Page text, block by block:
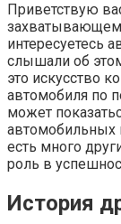
Приветствую
интересуетесь
слышали об
это искусство
автомобиля по
может
автомобильных
есть много
роль в
История